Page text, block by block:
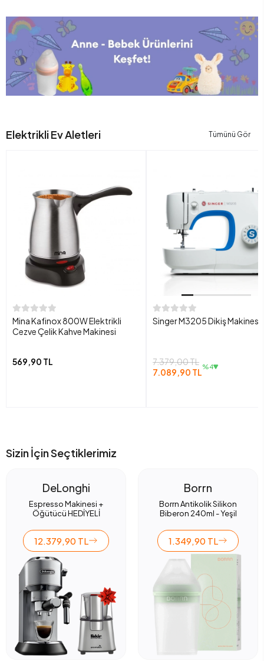
Elektrikli Ev Aletleri Tümünü Gör
Mina Kafinox 800W Elektrikli
Cezve Çelik Kahve Makinesi
569,90 TL
Singer M3205 Dikiş Makinesi
7.379,00 TL
7.089,90 TL %4
Sizin İçin Seçtiklerimiz
DeLonghi
Espresso Makinesi +
Öğütücü HEDİYELİ
12.379,90 TL
Borrn
Borrn Antikolik Silikon
Biberon 240ml - Yeşil
1.349,90 TL